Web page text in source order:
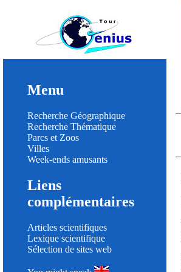
Menu
Recherche Géographique
Recherche Thématique
Parcs et Zoos
Villes
Week-ends amusants
Liens
complémentaires
Articles scientifiques
Lexique scientifique
Sélection de sites web